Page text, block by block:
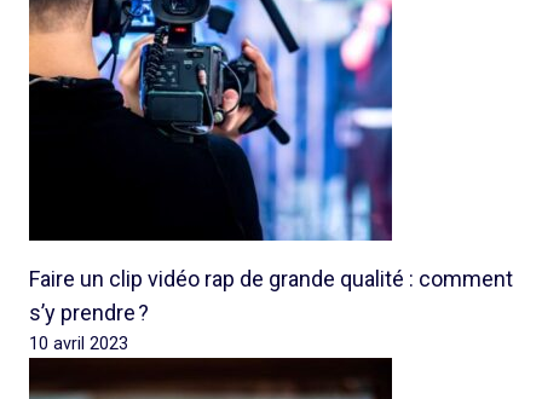
Faire un clip vidéo rap de grande qualité : comment
s’y prendre ?
10 avril 2023